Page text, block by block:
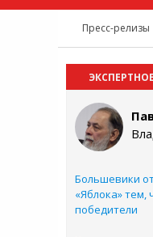
Пресс-релизы
Большевики
«Яблока» тем,
победители